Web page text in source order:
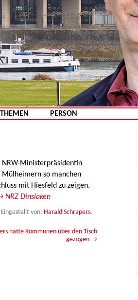
Zum Inhalt springen
THEMEN PERSON
Ministerpräsidentin
Mülheimern so manchen
mit Hiesfeld zu zeigen.
NRZ Dinslaken
Eingestellt von: Harald Schrapers.
hatte Kommunen über den Tisch
gezogen →